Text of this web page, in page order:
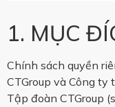
1. MỤC
Chính sách quyền
CTGroup và Công
Tập đoàn CTGroup